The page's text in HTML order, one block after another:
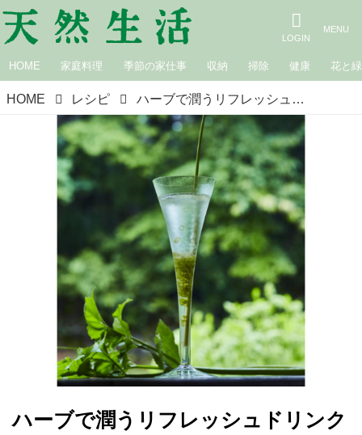
HOME 家庭料理 季節の家仕事 収納 掃除 健康 花と緑
HOME レシピ ハーブで潤うリフレッシュドリンク「大天使の飲みもの」のつくり方。アンジェリカにカルダモンを加えて／蓼科ハーバルノート・シンプルズ・萩尾エリ子さん、永易理恵さん
ハーブで潤うリフレッシュドリンク